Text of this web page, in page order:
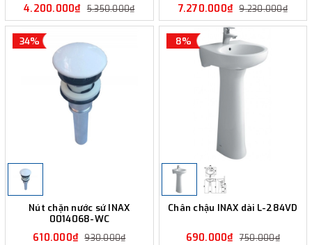
4.200.000₫ 5.350.000₫ 7.270.000₫ 9.230.000₫
34%
Nút chặn nước sứ INAX
0014068-WC
610.000₫ 930.000₫
8%
Chân chậu INAX dài L-284VD
690.000₫ 750.000₫